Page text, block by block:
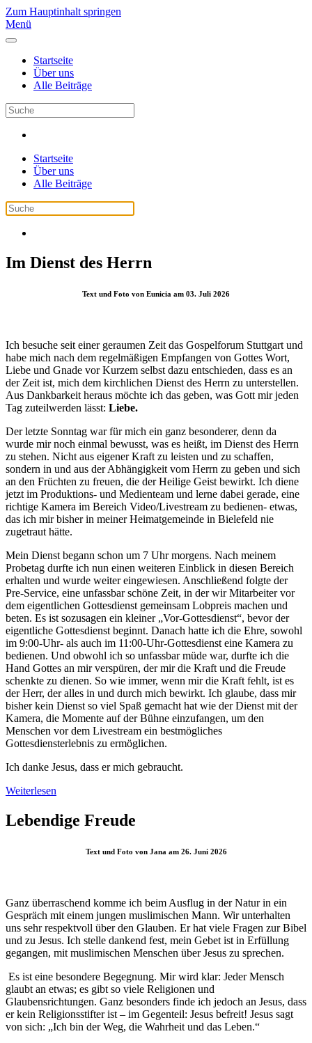
Zum Hauptinhalt springen
Menü
Startseite
Über uns
Alle Beiträge
Startseite
Über uns
Alle Beiträge
Im Dienst des Herrn
Text und Foto von Eunicia am 03. Juli 2026
Ich besuche seit einer geraumen Zeit das Gospelforum Stuttgart und
habe mich nach dem regelmäßigen Empfangen von Gottes Wort,
Liebe und Gnade vor Kurzem selbst dazu entschieden, dass es an
der Zeit ist, mich dem kirchlichen Dienst des Herrn zu unterstellen.
Aus Dankbarkeit heraus möchte ich das geben, was Gott mir jeden
Tag zuteilwerden lässt: Liebe.
Der letzte Sonntag war für mich ein ganz besonderer, denn da
wurde mir noch einmal bewusst, was es heißt, im Dienst des Herrn
zu stehen. Nicht aus eigener Kraft zu leisten und zu schaffen,
sondern in und aus der Abhängigkeit vom Herrn zu geben und sich
an den Früchten zu freuen, die der Heilige Geist bewirkt. Ich diene
jetzt im Produktions- und Medienteam und lerne dabei gerade, eine
richtige Kamera im Bereich Video/Livestream zu bedienen- etwas,
das ich mir bisher in meiner Heimatgemeinde in Bielefeld nie
zugetraut hätte.
Mein Dienst begann schon um 7 Uhr morgens. Nach meinem
Probetag durfte ich nun einen weiteren Einblick in diesen Bereich
erhalten und wurde weiter eingewiesen. Anschließend folgte der
Pre-Service, eine unfassbar schöne Zeit, in der wir Mitarbeiter vor
dem eigentlichen Gottesdienst gemeinsam Lobpreis machen und
beten. Es ist sozusagen ein kleiner „Vor-Gottesdienst“, bevor der
eigentliche Gottesdienst beginnt. Danach hatte ich die Ehre, sowohl
im 9:00-Uhr- als auch im 11:00-Uhr-Gottesdienst eine Kamera zu
bedienen. Und obwohl ich so unfassbar müde war, durfte ich die
Hand Gottes an mir verspüren, der mir die Kraft und die Freude
schenkte zu dienen. So wie immer, wenn mir die Kraft fehlt, ist es
der Herr, der alles in und durch mich bewirkt. Ich glaube, dass mir
bisher kein Dienst so viel Spaß gemacht hat wie der Dienst mit der
Kamera, die Momente auf der Bühne einzufangen, um den
Menschen vor dem Livestream ein bestmögliches
Gottesdiensterlebnis zu ermöglichen.
Ich danke Jesus, dass er mich gebraucht.
Weiterlesen
Lebendige Freude
Text und Foto von Jana am 26. Juni 2026
Ganz überraschend komme ich beim Ausflug in der Natur in ein
Gespräch mit einem jungen muslimischen Mann. Wir unterhalten
uns sehr respektvoll über den Glauben. Er hat viele Fragen zur Bibel
und zu Jesus. Ich stelle dankend fest, mein Gebet ist in Erfüllung
gegangen, mit muslimischen Menschen über Jesus zu sprechen.
Es ist eine besondere Begegnung. Mir wird klar: Jeder Mensch
glaubt an etwas; es gibt so viele Religionen und
Glaubensrichtungen. Ganz besonders finde ich jedoch an Jesus, dass
er kein Religionsstifter ist – im Gegenteil: Jesus befreit! Jesus sagt
von sich: „Ich bin der Weg, die Wahrheit und das Leben.“